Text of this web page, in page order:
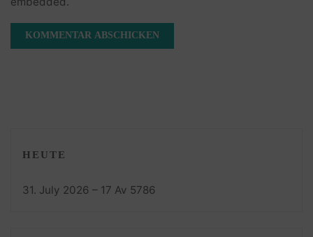
HEUTE
31. July 2026 – 17 Av 5786